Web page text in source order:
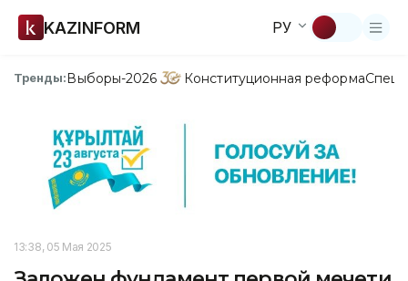
KAZINFORM РУ
Тренды:Выборы-2026 Конституционная реформа
13:38, 05 Мая 2025